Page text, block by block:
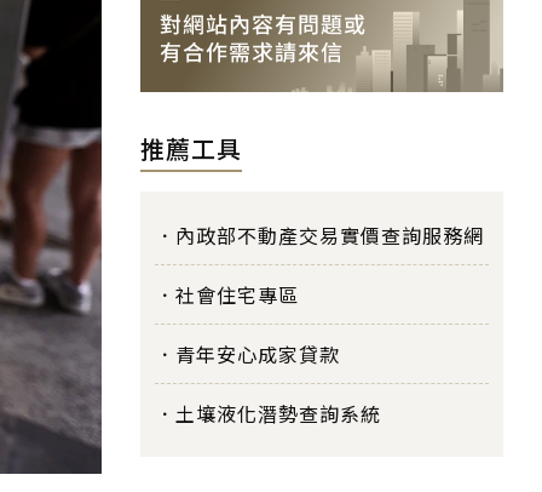
推薦工具
內政部不動產交易實價查詢服務網
社會住宅專區
青年安心成家貸款
土壤液化潛勢查詢系統